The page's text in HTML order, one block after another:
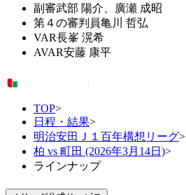
副審武部 陽介、廣瀬 成昭
第４の審判員亀川 哲弘
VAR長峯 滉希
AVAR安藤 康平
TOP>
日程・結果>
明治安田Ｊ１百年構想リーグ>
柏 vs 町田 (2026年3月14日)>
ラインナップ